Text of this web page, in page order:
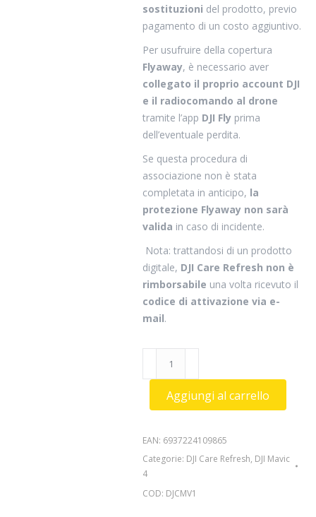
sostituzioni del prodotto, previo
pagamento di un costo aggiuntivo.
Per usufruire della copertura
Flyaway, è necessario aver
collegato il proprio account DJI
e il radiocomando al drone
tramite l’app DJI Fly prima
dell’eventuale perdita.
Se questa procedura di
associazione non è stata
completata in anticipo, la
protezione Flyaway non sarà
valida in caso di incidente.
Nota: trattandosi di un prodotto
digitale, DJI Care Refresh non è
rimborsabile una volta ricevuto il
codice di attivazione via e-
mail.
Refresh
(DJI
Mavic
4
Pro)
Aggiungi al carrello
EAN: 6937224109865
Categorie: DJI Care Refresh, DJI Mavic
4
COD: DJCMV1